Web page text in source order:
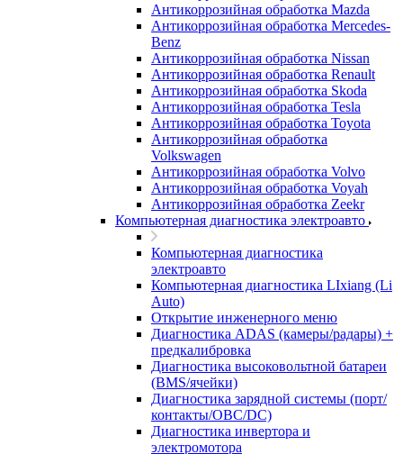
Антикоррозийная обработка Mazda
Антикоррозийная обработка Mercedes-
Benz
Антикоррозийная обработка Nissan
Антикоррозийная обработка Renault
Антикоррозийная обработка Skoda
Антикоррозийная обработка Tesla
Антикоррозийная обработка Toyota
Антикоррозийная обработка
Volkswagen
Антикоррозийная обработка Volvo
Антикоррозийная обработка Voyah
Антикоррозийная обработка Zeekr
Компьютерная диагностика электроавто
Компьютерная диагностика
электроавто
Компьютерная диагностика LIxiang (Li
Auto)
Открытие инженерного меню
Диагностика ADAS (камеры/радары) +
предкалибровка
Диагностика высоковольтной батареи
(BMS/ячейки)
Диагностика зарядной системы (порт/
контакты/OBC/DC)
Диагностика инвертора и
электромотора